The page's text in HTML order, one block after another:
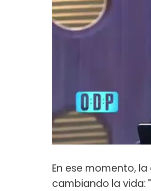
En ese momento,
cambiando la vida: